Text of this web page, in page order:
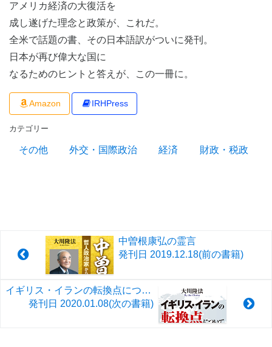
アメリカ経済の大復活を
成し遂げた理念と政策が、これだ。
全米で話題の書、その日本語訳がついに発刊。
日本が再び偉大な国に
なるためのヒントと答えが、この一冊に。
Amazon IRHPress
カテゴリー
その他 外交・国際政治 経済 財政・税政
中曽根康弘の霊言
発刊日 2019.12.18(前の書籍)
イギリス・イランの転換点について
発刊日 2020.01.08(次の書籍)